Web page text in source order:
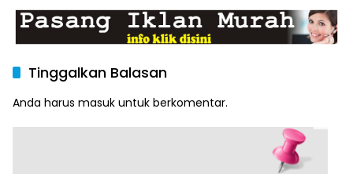
Palsu Dibakar dan
Dimusnahkan
Robotika demi Rebut
Kepercayaan Orang Tua
Tinggalkan Balasan
Anda harus masuk untuk berkomentar.